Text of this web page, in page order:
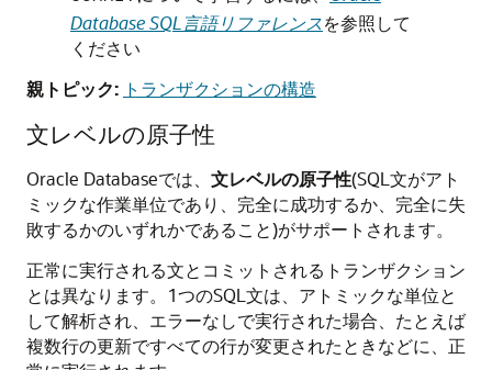
Database SQL言語リファレンスを参照して
ください
親トピック: トランザクションの構造
文レベルの原子性
Oracle Databaseでは、 文レベルの原子性(SQL文がアト
ミックな作業単位であり、完全に成功するか、完全に失
敗するかのいずれかであること)がサポートされます。
正常に実行される文とコミットされるトランザクション
とは異なります。1つのSQL文は、アトミックな単位と
して解析され、エラーなしで実行された場合、たとえば
複数行の更新ですべての行が変更されたときなどに、正